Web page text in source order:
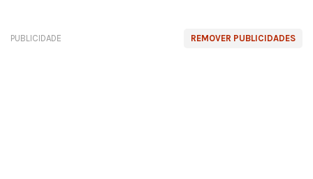
REMOVER PUBLICIDADES
PUBLICIDADE